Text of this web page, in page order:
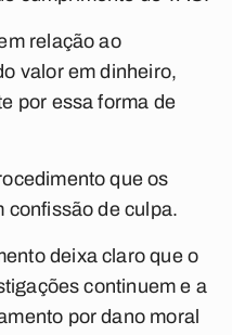
relação ao
valor em dinheiro,
por essa forma de
que os
confissão de culpa.
deixa claro que o
continuem e a
por dano moral